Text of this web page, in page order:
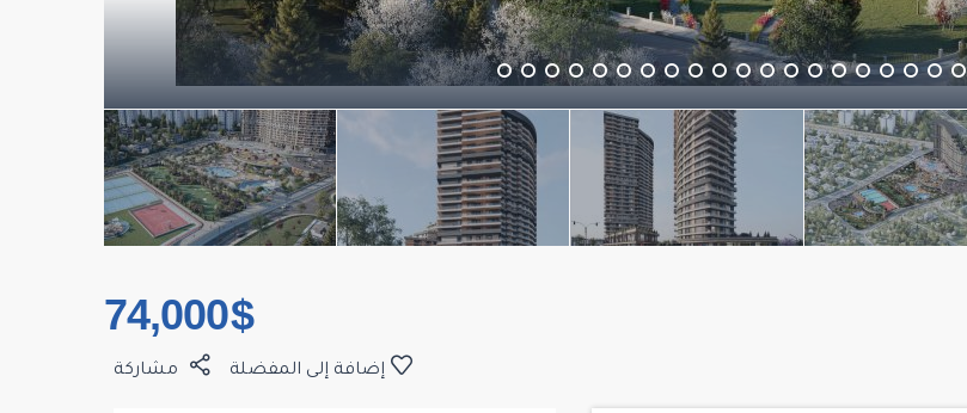
$ 74,000
مشاركة إضافة إلى المفضلة